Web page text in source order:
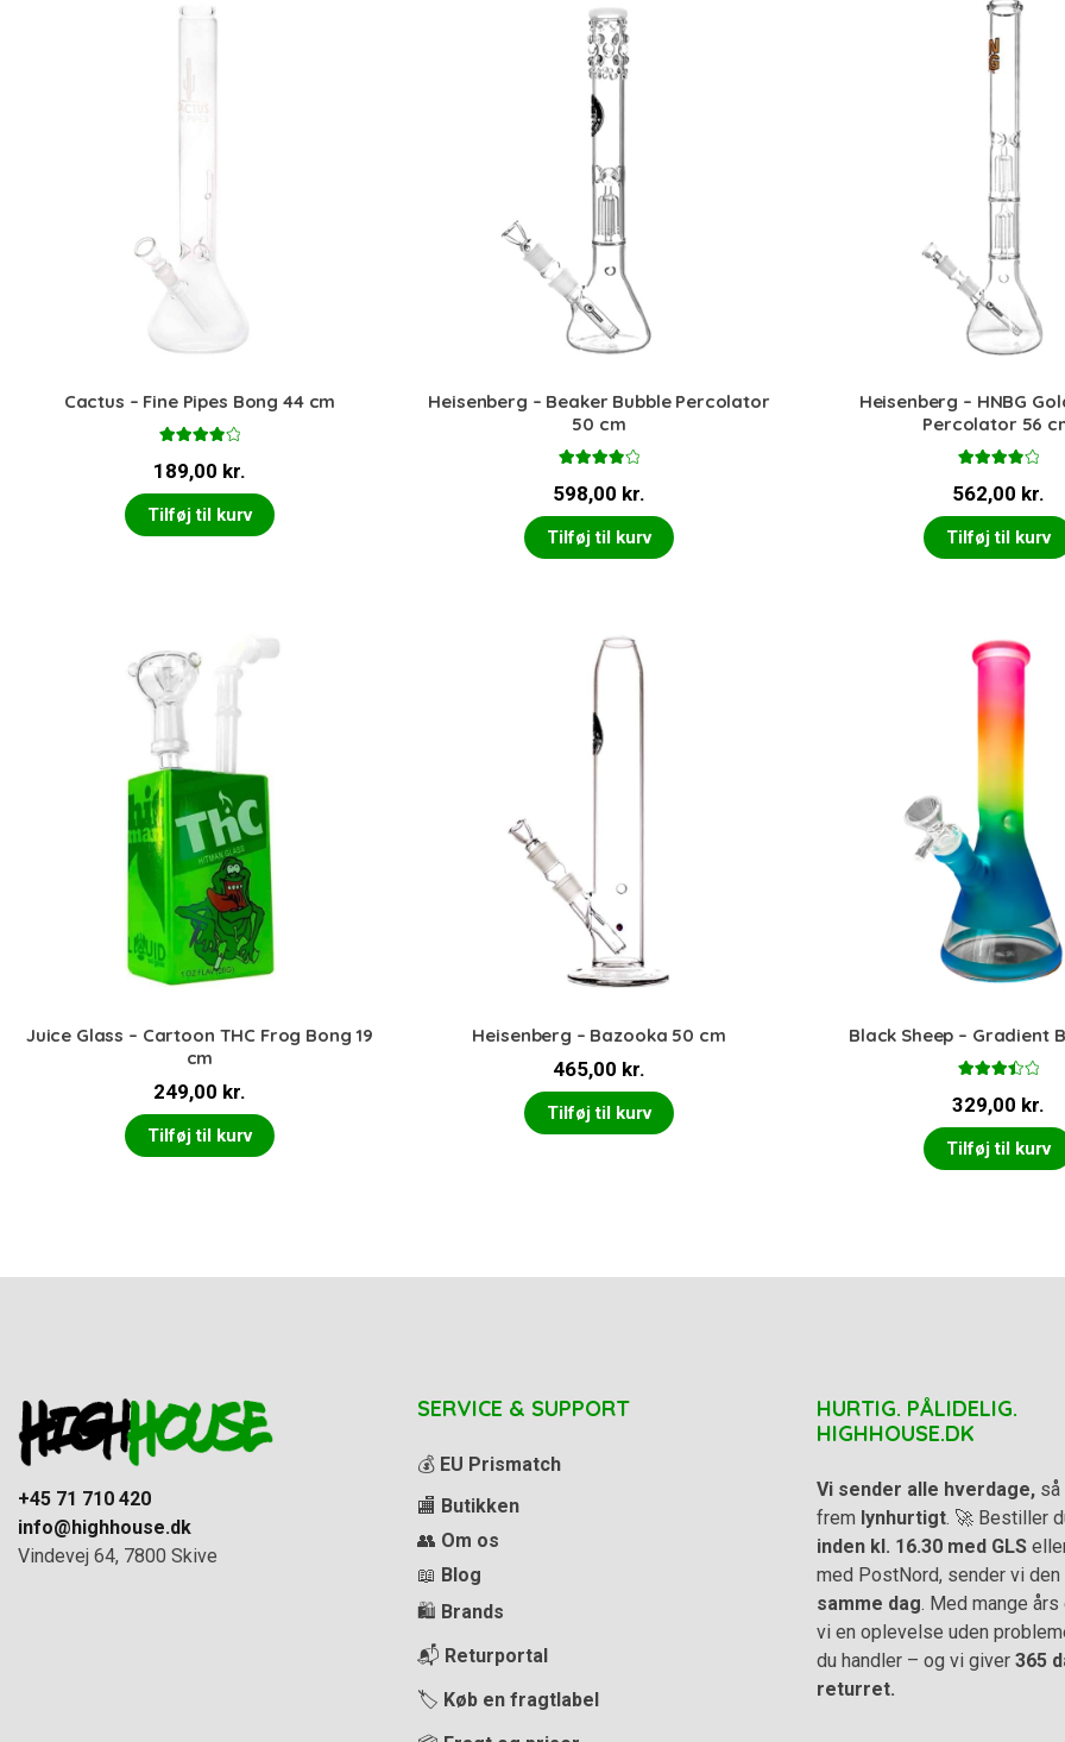
Cactus – Fine Pipes Bong 44 cm
4.00ud
af 5
189,00 kr.
Tilføj til kurv
Heisenberg – Beaker Bubble Percolator
50 cm
4.00ud
af 5
598,00 kr.
Tilføj til kurv
Heisenberg – HNBG
Percolator 56
4.00ud
af 5
562,00 kr.
Tilføj til kurv
Juice Glass – Cartoon THC Frog Bong 19
cm
249,00 kr.
Tilføj til kurv
Heisenberg – Bazooka 50 cm
465,00 kr.
Tilføj til kurv
Black Sheep – Gradient
t3.50
ud af 5
329,00 kr.
Tilføj til kurv
+45 71 710 420
info@highhouse.dk
Vindevej 64, 7800 Skive
SERVICE & SUPPORT
💰 EU Prismatch
🏬 Butikken
👥 Om os
📖 Blog
🛍️ Brands
📬 Returportal
🏷️ Køb en fragtlabel
HURTIG. PÅLIDELIG.
HIGHHOUSE.DK
Vi sender alle hverdage, så
frem lynhurtigt. 🚀 Bestiller
inden kl. 16.30 med GLS
med PostNord, sender vi den
samme dag. Med mange
vi en oplevelse uden
du handler – og vi giver 365
returret.